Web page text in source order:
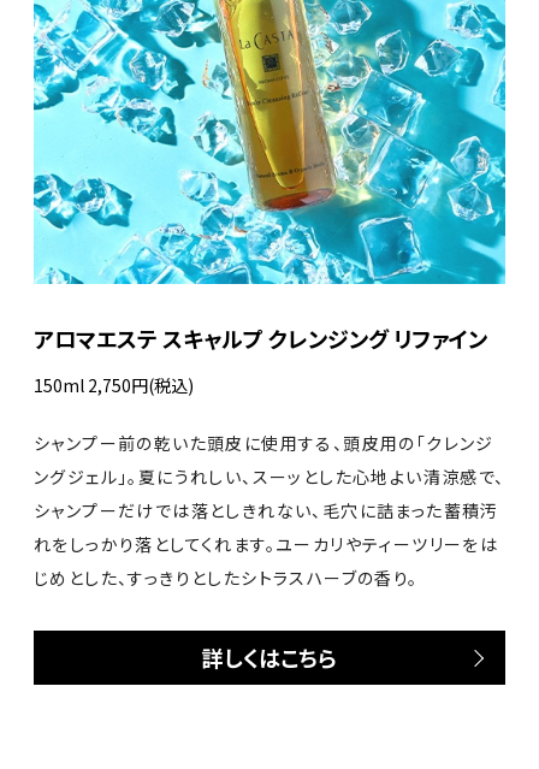
アロマエステ スキャルプ クレンジング リファイン
150ml 2,750円(税込)
シャンプー前の乾いた頭皮に使用する、頭皮用の「クレンジ
ングジェル」。夏にうれしい、スーッとした心地よい清涼感で、
シャンプーだけでは落としきれない、毛穴に詰まった蓄積汚
れをしっかり落としてくれます。ユーカリやティーツリーをは
じめとした、すっきりとしたシトラスハーブの香り。
詳しくはこちら